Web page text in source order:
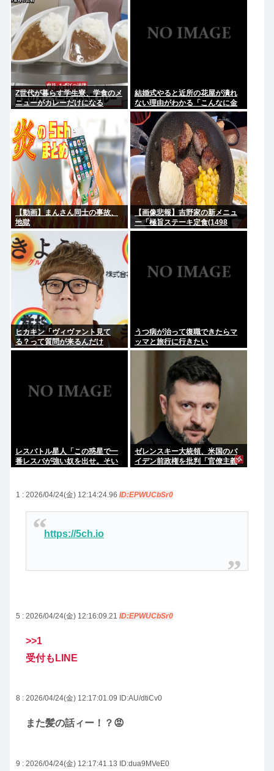
Z世代が暮らす学生寮、学食のメ
ニューがカレーだけになる
結婚式やると近所の花屋が潰れ
ない理由がわかる「こんなに金
取るのかよ！？」って驚くぞ
【動画】まんさん同士の事故、
地獄
【画像悲報】吉野家の新メニュ
ー「極旨ステーキ定食(1498
円)」、肉の量が少なすぎて大炎
ヒカキン「ヴィヴァント見て
る？って質問が来るんだけ
ど…」 ネット民「プークスクス
うつ病が治って復職できたらマ
ッマと旅行に行きたい
レスバトル星人「この惑星で一
番レスバが強い奴を出せ。そい
ゼレンスキー大統領、米国のバ
イデン前政権を批判「官僚主義
1 : 2026/04/24(金) 12:14:24.96 ID:EPWUCbSr0
https://5ch.io
5 : 2026/04/24(金) 12:16:09.21 ID:EPWUCbSr0
>>1
受付もLINE
8 : 2026/04/24(金) 12:17:01.09 ID:AU/dtiCv0
また髪の話ィー！？😡
9 : 2026/04/24(金) 12:17:41.13 ID:dua9MVeE0